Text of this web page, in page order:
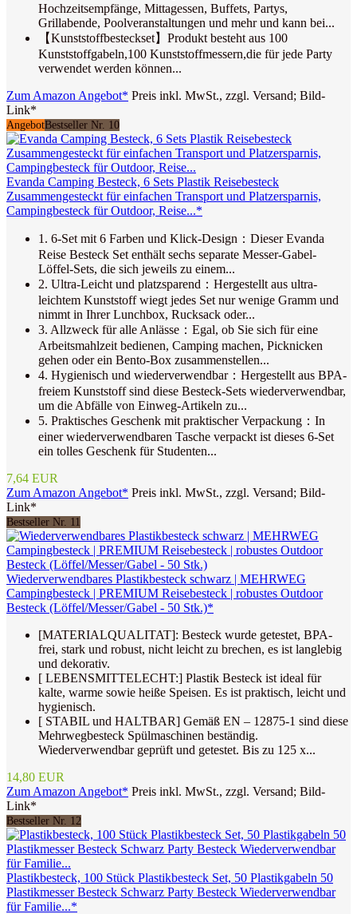
Hochzeitsempfänge, Mittagessen, Buffets, Partys,
Grillabende, Poolveranstaltungen und mehr und kann bei...
【Kunststoffbesteckset】Produkt besteht aus 100
Kunststoffgabeln,100 Kunststoffmessern,die für jede Party
verwendet werden können...
Zum Amazon Angebot* Preis inkl. MwSt., zzgl. Versand; Bild-
Link*
AngebotBestseller Nr. 10
Evanda Camping Besteck, 6 Sets Plastik Reisebesteck
Zusammengesteckt für einfachen Transport und Platzersparnis,
Campingbesteck für Outdoor, Reise...*
1. 6-Set mit 6 Farben und Klick-Design：Dieser Evanda
Reise Besteck Set enthält sechs separate Messer-Gabel-
Löffel-Sets, die sich jeweils zu einem...
2. Ultra-Leicht und platzsparend：Hergestellt aus ultra-
leichtem Kunststoff wiegt jedes Set nur wenige Gramm und
nimmt in Ihrer Lunchbox, Rucksack oder...
3. Allzweck für alle Anlässe：Egal, ob Sie sich für eine
Arbeitsmahlzeit bedienen, Camping machen, Picknicken
gehen oder ein Bento-Box zusammenstellen...
4. Hygienisch und wiederverwendbar：Hergestellt aus BPA-
freiem Kunststoff sind diese Besteck-Sets wiederverwendbar,
um die Abfälle von Einweg-Artikeln zu...
5. Praktisches Geschenk mit praktischer Verpackung：In
einer wiederverwendbaren Tasche verpackt ist dieses 6-Set
ein tolles Geschenk für Studenten...
7,64 EUR
Zum Amazon Angebot* Preis inkl. MwSt., zzgl. Versand; Bild-
Link*
Bestseller Nr. 11
Wiederverwendbares Plastikbesteck schwarz | MEHRWEG
Campingbesteck | PREMIUM Reisebesteck | robustes Outdoor
Besteck (Löffel/Messer/Gabel - 50 Stk.)*
[MATERIALQUALITAT]: Besteck wurde getestet, BPA-
frei, stark und robust, nicht leicht zu brechen, es ist langlebig
und dekorativ.
[ LEBENSMITTELECHT:] Plastik Besteck ist ideal für
kalte, warme sowie heiße Speisen. Es ist praktisch, leicht und
hygienisch.
[ STABIL und HALTBAR] Gemäß EN – 12875-1 sind diese
Mehrwegbesteck Spülmaschinen beständig.
Wiederverwendbar geprüft und getestet. Bis zu 125 x...
14,80 EUR
Zum Amazon Angebot* Preis inkl. MwSt., zzgl. Versand; Bild-
Link*
Bestseller Nr. 12
Plastikbesteck, 100 Stück Plastikbesteck Set, 50 Plastikgabeln 50
Plastikmesser Besteck Schwarz Party Besteck Wiederverwendbar
für Familie...*